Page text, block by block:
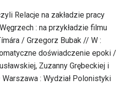
Relacje na zakładzie pracy
: na przykładzie filmu
/ Grzegorz Bubak // W :
doświadczenie epoki /
Zuzanny Grębeckiej i
: Wydział Polonistyki